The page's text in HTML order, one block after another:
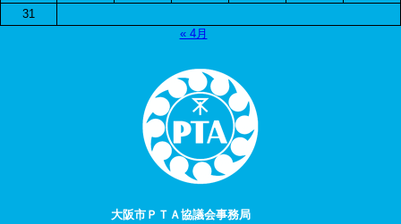
31
« 4月
大阪市ＰＴＡ協議会事務局